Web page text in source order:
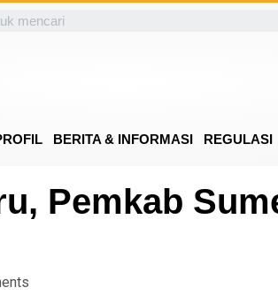
BERITA & INFORMASI REGULASI
Pemkab